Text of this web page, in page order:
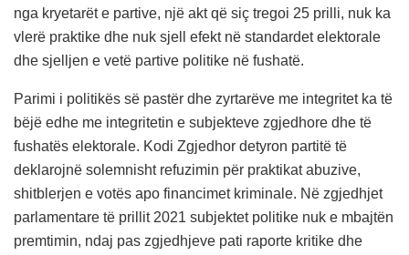
nga kryetarët e partive, një akt që siç tregoi 25 prilli, nuk ka
vlerë praktike dhe nuk sjell efekt në standardet elektorale
dhe sjelljen e vetë partive politike në fushatë.
Parimi i politikës së pastër dhe zyrtarëve me integritet ka të
bëjë edhe me integritetin e subjekteve zgjedhore dhe të
fushatës elektorale. Kodi Zgjedhor detyron partitë të
deklarojnë solemnisht refuzimin për praktikat abuzive,
shitblerjen e votës apo financimet kriminale. Në zgjedhjet
parlamentare të prillit 2021 subjektet politike nuk e mbajtën
premtimin, ndaj pas zgjedhjeve pati raporte kritike dhe